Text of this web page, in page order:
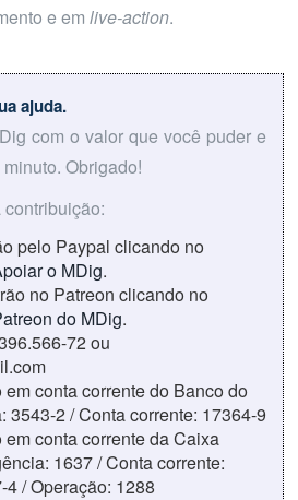
e em live-action.
ajuda.
com o valor que você puder e
Obrigado!
pelo Paypal clicando no
o MDig.
no Patreon clicando no
do MDig.
72 ou
conta corrente do Banco do
3543-2 / Conta corrente: 17364-9
conta corrente da Caixa
1637 / Conta corrente:
/ Operação: 1288